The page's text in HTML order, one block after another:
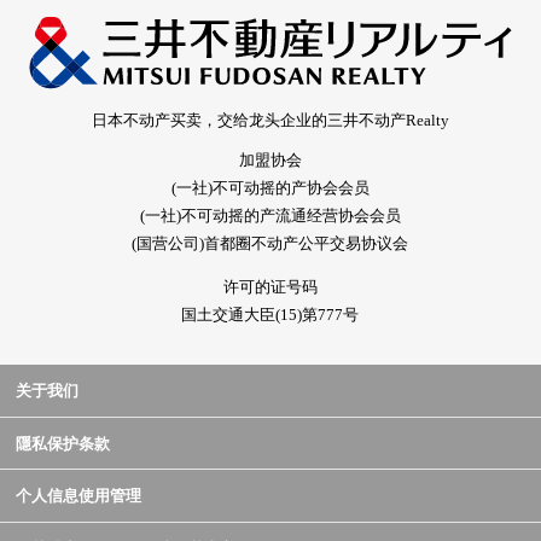
日本不动产买卖，交给龙头企业的三井不动产Realty
加盟协会
(一社)不可动摇的产协会会员
(一社)不可动摇的产流通经营协会会员
(国营公司)首都圈不动产公平交易协议会
许可的证号码
国土交通大臣(15)第777号
关于我们
隱私保护条款
个人信息使用管理